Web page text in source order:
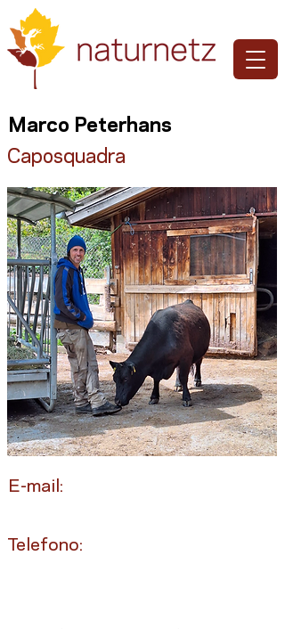
Marco Peterhans
Caposquadra
E-mail:
Telefono: